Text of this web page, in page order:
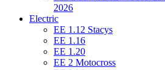
2026
Electric
EE 1.12 Stacys
EE 1.16
EE 1.20
EE 2 Motocross